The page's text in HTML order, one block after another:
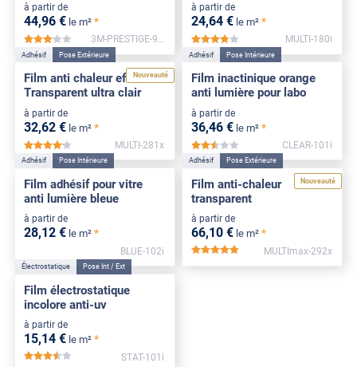
à partir de
44,96 € le m² *
*****
3M-PRESTIGE-90x
à partir de
24,64 € le m² *
*****
MULTI-180i
Nouveauté
Adhésif Pose Extérieure
Film anti chaleur effet
Transparent ultra clair
à partir de
32,62 € le m² *
*****
MULTI-281x
Adhésif Pose Intérieure
Film inactinique orange
anti lumière pour labo
à partir de
36,46 € le m² *
*****
CLEAR-101i
Adhésif Pose Intérieure
Film adhésif pour vitre
anti lumière bleue
à partir de
28,12 € le m² *
BLUE-102i
Nouveauté
Adhésif Pose Extérieure
Film anti-chaleur
transparent
à partir de
66,10 € le m² *
MULTImax-292x
Électrostatique Pose Int / Ext
Film électrostatique
incolore anti-uv
à partir de
15,14 € le m² *
*****
STAT-101i